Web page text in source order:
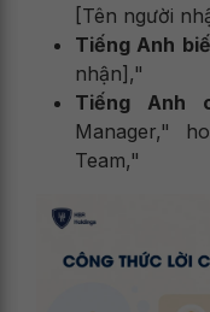
[Tên người
Tiếng Anh
nhận],"
Tiếng Anh
Manager,"
Team,"